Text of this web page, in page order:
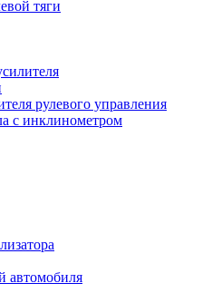
тяги
рулевого управления
с инклинометром
автомобиля